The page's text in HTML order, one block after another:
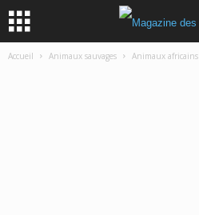
Accueil Animaux sauvages Animaux africains